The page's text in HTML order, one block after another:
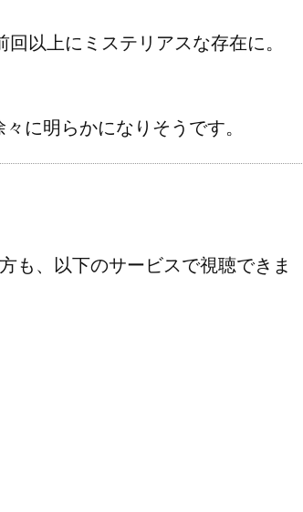
以上にミステリアスな存在に。
に明らかになりそうです。
も、以下のサービスで視聴できま